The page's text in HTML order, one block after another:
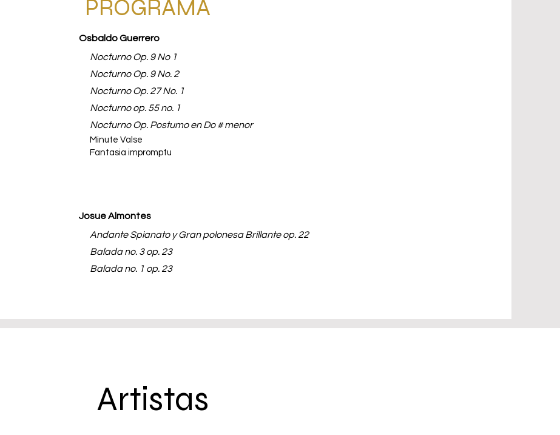
PROGRAMA
Osbaldo Guerrero
Nocturno Op. 9 No 1
Nocturno Op. 9 No. 2
Nocturno Op. 27 No. 1
Nocturno op. 55 no. 1
Nocturno Op. Postumo en Do # menor
Minute Valse
Fantasia impromptu
Josue Almontes
Andante Spianato y Gran polonesa Brillante op. 22
Balada no. 3 op. 23
Balada no. 1 op. 23
Artistas